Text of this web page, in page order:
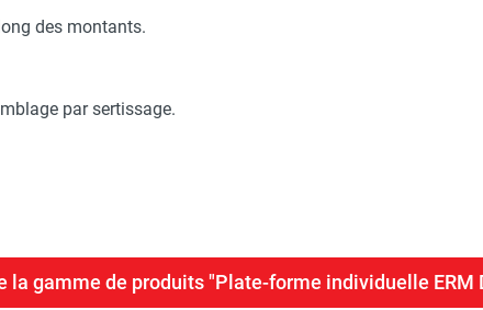
des montants.
par sertissage.
la gamme de produits "Plate-forme individuelle ERM